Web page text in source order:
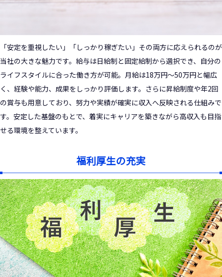
「安定を重視したい」「しっかり稼ぎたい」その両方に応えられるのが
当社の大きな魅力です。給与は日給制と固定給制から選択でき、自分の
ライフスタイルに合った働き方が可能。月給は18万円～50万円と幅広
く、経験や能力、成果をしっかり評価します。さらに昇給制度や年2回
の賞与も用意しており、努力や実績が確実に収入へ反映される仕組みで
す。安定した基盤のもとで、着実にキャリアを築きながら高収入も目指
せる環境を整えています。
福利厚生の充実